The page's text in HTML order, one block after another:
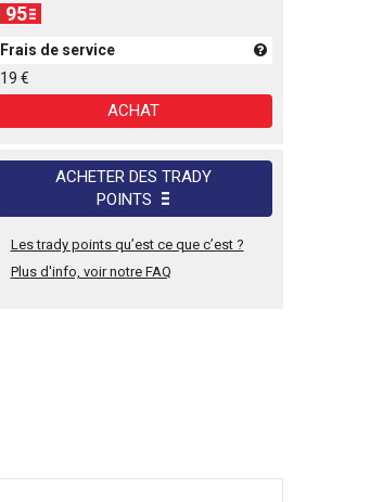
95
Frais de service
19 €
ACHAT
ACHETER DES TRADY
POINTS
Les trady points qu’est ce que c’est ?
Plus d'info, voir notre FAQ